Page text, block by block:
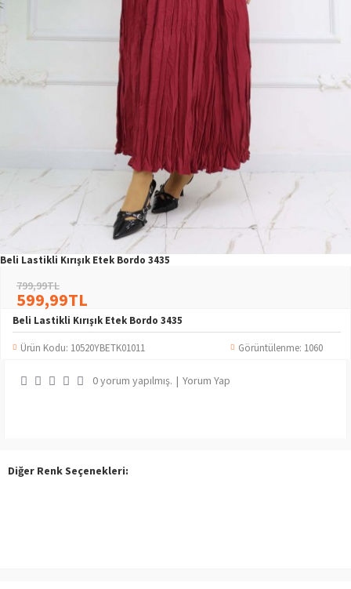
Beli Lastikli Kırışık Etek Bordo 3435
Beli Lastikli Kırışık Etek Bordo 3435
Ürün Kodu: 10520YBETK01011 Görüntülenme: 1060
0 yorum yapılmış. | Yorum Yap
599,99TL
799,99TL
Diğer Renk Seçenekleri: